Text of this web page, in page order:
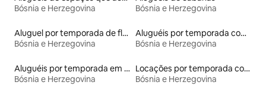
Bósnia e Herzegovina
Bósnia e Herzegovina
Aluguel por temporada de flats
Bósnia e Herzegovina
Aluguéis por temporada com acesso ao lago
Bósnia e Herzegovina
Aluguéis por temporada em hotéis-fazenda
Bósnia e Herzegovina
Locações por temporada com piscina
Bósnia e Herzegovina